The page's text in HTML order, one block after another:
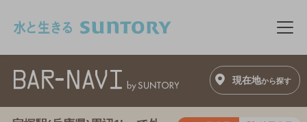
メ
現在地から探す